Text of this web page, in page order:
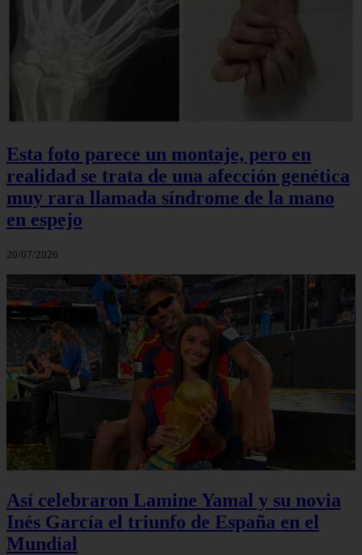
Esta foto parece un montaje, pero en
realidad se trata de una afección genética
muy rara llamada síndrome de la mano
en espejo
20/07/2026
Así celebraron Lamine Yamal y su novia
Inés García el triunfo de España en el
Mundial